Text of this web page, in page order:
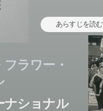
あらすじを読む
ラワー・
ナショナル